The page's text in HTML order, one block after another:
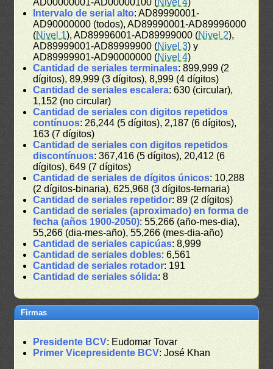
AD00000001-AD00000100 (Nivel 4)
Intervalo de serial alto: AD89990001-
AD90000000 (todos), AD89990001-AD89996000
(Nivel 1), AD89996001-AD89999000 (Nivel 2),
AD89999001-AD89999900 (Nivel 3) y
AD89999901-AD90000000 (Nivel 4)
Cantidad de seriales terminales: 899,999 (2
dígitos), 89,999 (3 dígitos), 8,999 (4 dígitos)
Cantidad de seriales escalera: 630 (circular),
1,152 (no circular)
Cantidad de seriales con digitos repetidos
contínuos: 26,244 (5 dígitos), 2,187 (6 dígitos),
163 (7 dígitos)
Cantidad de seriales con digitos repetidos
discontínuos: 367,416 (5 dígitos), 20,412 (6
dígitos), 649 (7 dígitos)
Cantidad de seriales de dígitos únicos: 10,288
(2 dígitos-binaria), 625,968 (3 dígitos-ternaria)
Cantidad de seriales repetidor: 89 (2 dígitos)
Cantidad de seriales (aproximado) en forma de
fecha (años 1900-2050): 55,266 (año-mes-dia),
55,266 (dia-mes-año), 55,266 (mes-dia-año)
Cantidad de seriales capicúas: 8,999
Cantidad de seriales dobles: 6,561
Cantidad de seriales rotador: 191
Cantidad de seriales sólida: 8
Firmas
Presidente BCV: Eudomar Tovar
Primer Vicepresidente BCV: José Khan